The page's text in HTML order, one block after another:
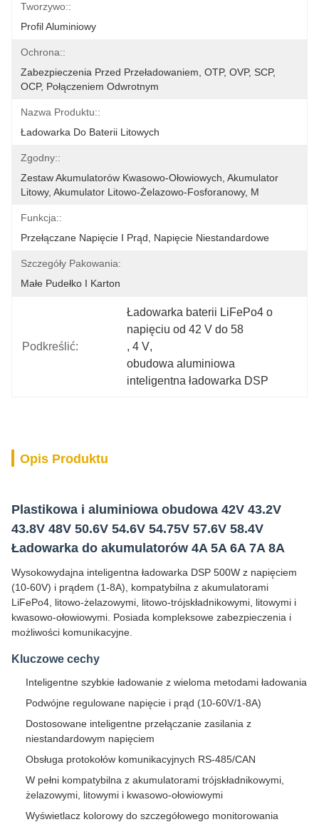
Tworzywo::
Profil Aluminiowy
Ochrona::
Zabezpieczenia Przed Przeładowaniem, OTP, OVP, SCP,
OCP, Połączeniem Odwrotnym
Nazwa Produktu::
Ładowarka Do Baterii Litowych
Zgodny::
Zestaw Akumulatorów Kwasowo-Ołowiowych, Akumulator
Litowy, Akumulator Litowo-Żelazowo-Fosforanowy, M
Funkcja::
Przełączane Napięcie I Prąd, Napięcie Niestandardowe
Szczegóły Pakowania:
Małe Pudełko I Karton
Podkreślić:
Ładowarka baterii LiFePo4 o
napięciu od 42 V do 58
, 4 V,
obudowa aluminiowa
inteligentna ładowarka DSP
Opis Produktu
Plastikowa i aluminiowa obudowa 42V 43.2V
43.8V 48V 50.6V 54.6V 54.75V 57.6V 58.4V
Ładowarka do akumulatorów 4A 5A 6A 7A 8A
Wysokowydajna inteligentna ładowarka DSP 500W z napięciem
(10-60V) i prądem (1-8A), kompatybilna z akumulatorami
LiFePo4, litowo-żelazowymi, litowo-trójskładnikowymi, litowymi i
kwasowo-ołowiowymi. Posiada kompleksowe zabezpieczenia i
możliwości komunikacyjne.
Kluczowe cechy
Inteligentne szybkie ładowanie z wieloma metodami ładowania
Podwójne regulowane napięcie i prąd (10-60V/1-8A)
Dostosowane inteligentne przełączanie zasilania z
niestandardowym napięciem
Obsługa protokołów komunikacyjnych RS-485/CAN
W pełni kompatybilna z akumulatorami trójskładnikowymi,
żelazowymi, litowymi i kwasowo-ołowiowymi
Wyświetlacz kolorowy do szczegółowego monitorowania